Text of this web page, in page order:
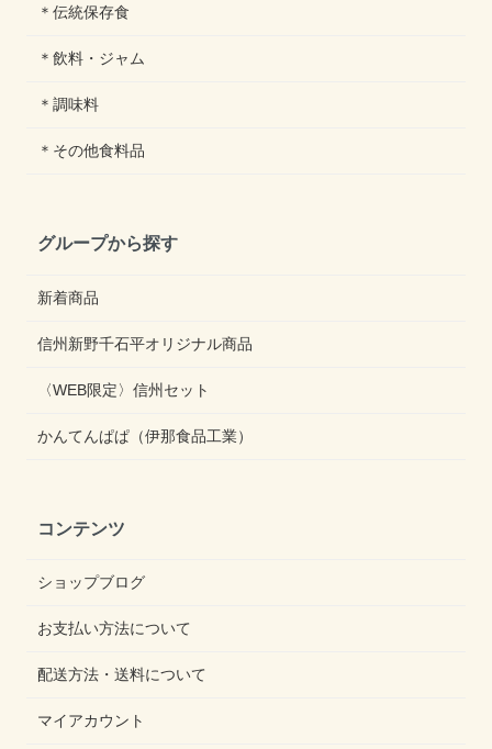
＊伝統保存食
＊飲料・ジャム
＊調味料
＊その他食料品
グループから探す
新着商品
信州新野千石平オリジナル商品
〈WEB限定〉信州セット
かんてんぱぱ（伊那食品工業）
コンテンツ
ショップブログ
お支払い方法について
配送方法・送料について
マイアカウント